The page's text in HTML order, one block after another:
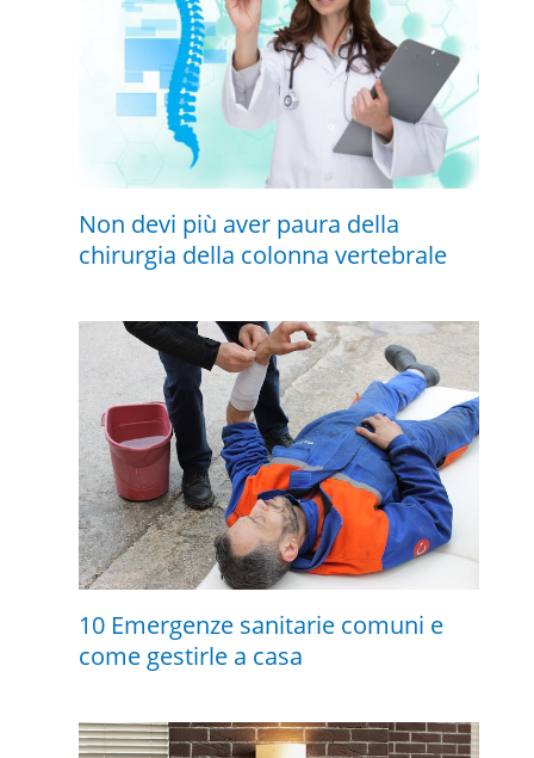
Non devi più aver paura della
chirurgia della colonna vertebrale
10 Emergenze sanitarie comuni e
come gestirle a casa